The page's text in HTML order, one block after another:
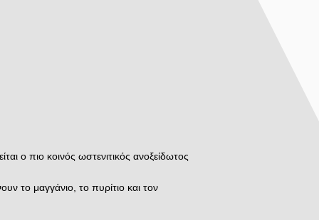
ο πιο κοινός ωστενιτικός ανοξείδωτος
το μαγγάνιο, το πυρίτιο και τον